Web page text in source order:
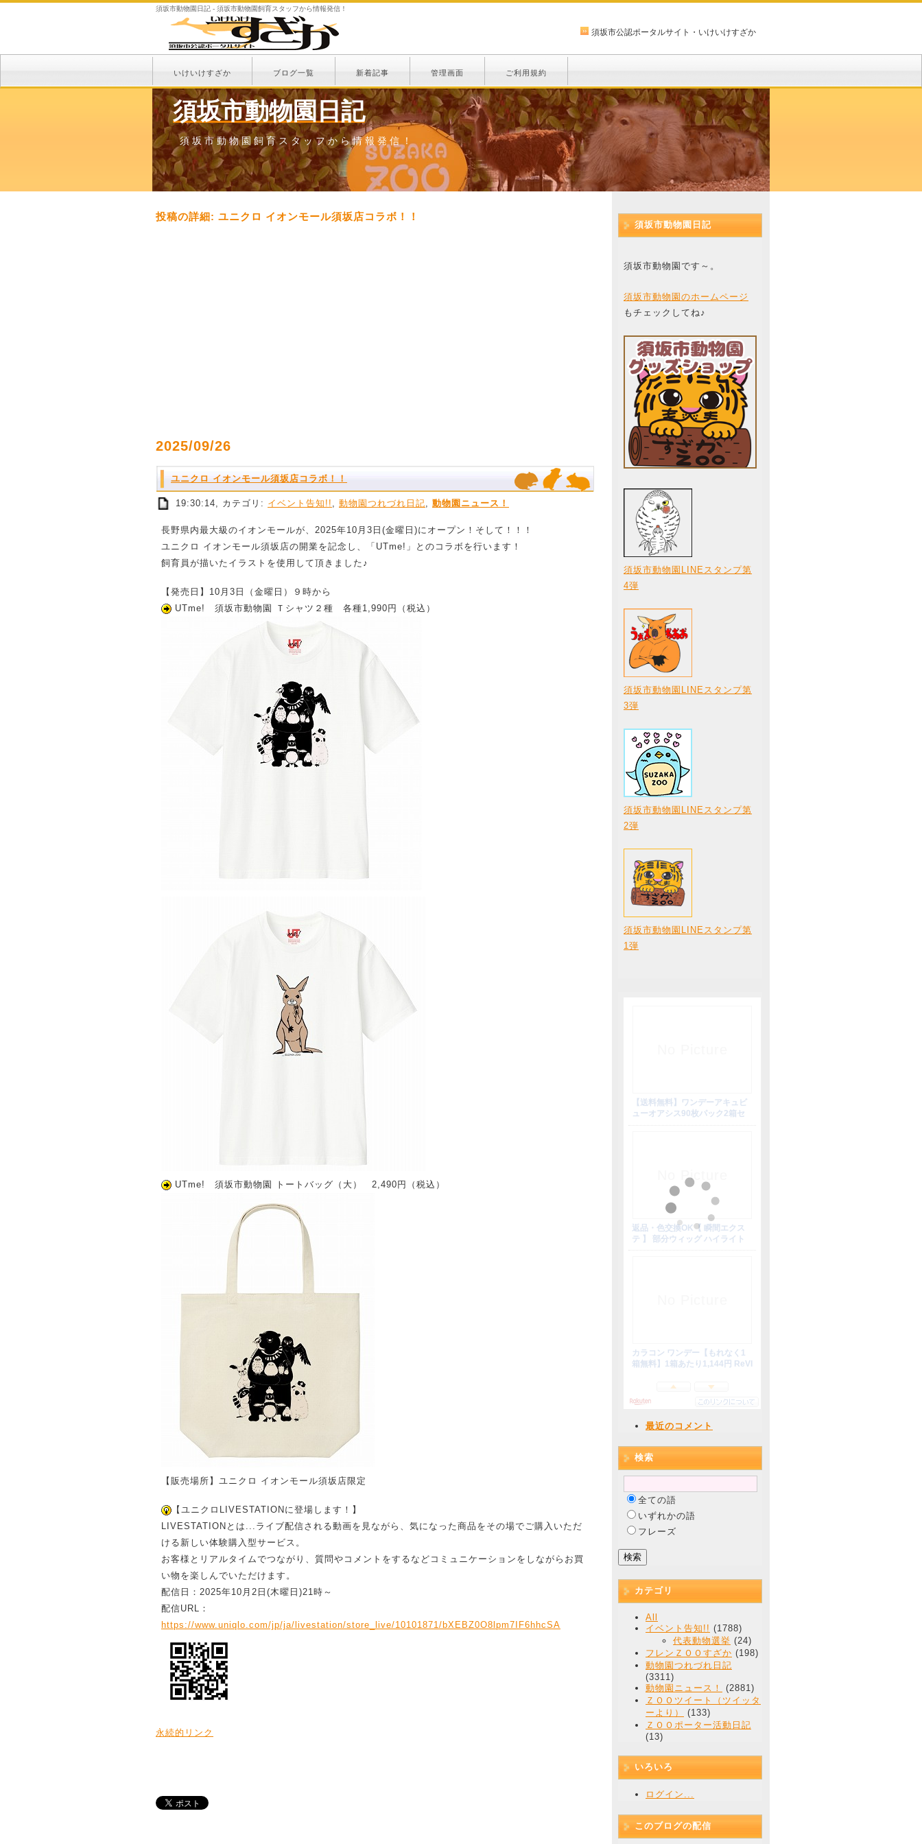
須坂市動物園日記 - 須坂市動物園飼育スタッフから情報発信！
須坂市公認ポータルサイト・いけいけすざか
いけいけすざか ブログ一覧 新着記事 管理画面 ご利用規約
須坂市動物園日記
須坂市動物園飼育スタッフから情報発信！
投稿の詳細: ユニクロ イオンモール須坂店コラボ！！
2025/09/26
ユニクロ イオンモール須坂店コラボ！！
19:30:14, カテゴリ: イベント告知!! 動物園つれづれ日記 動物園ニュース！
長野県内最大級のイオンモールが、2025年10月3日(金曜日)にオープン！そして！！！
ユニクロ イオンモール須坂店の開業を記念し、「UTme!」とのコラボを行います！
飼育員が描いたイラストを使用して頂きました♪
【発売日】10月3日（金曜日）９時から
UTme! 須坂市動物園 Ｔシャツ２種 各種1,990円（税込）
UTme! 須坂市動物園 トートバッグ（大） 2,490円（税込）
【販売場所】ユニクロ イオンモール須坂店限定
【ユニクロLIVESTATIONに登場します！】
LIVESTATIONとは...ライブ配信される動画を見ながら、気になった商品をその場でご購入いただ
ける新しい体験購入型サービス。
お客様とリアルタイムでつながり、質問やコメントをするなどコミュニケーションをしながらお買
い物を楽しんでいただけます。
配信日：2025年10月2日(木曜日)21時～
配信URL：
https://www.uniqlo.com/jp/ja/livestation/store_live/10101871/bXEBZ0O8lpm7IF6hhcSA
永続的リンク
須坂市動物園日記
須坂市動物園です～。
須坂市動物園のホームページ
もチェックしてね♪
須坂市動物園LINEスタンプ第
4弾
須坂市動物園LINEスタンプ第
3弾
須坂市動物園LINEスタンプ第
2弾
須坂市動物園LINEスタンプ第
1弾
最近のコメント
検索
全ての語
いずれかの語
フレーズ
カテゴリ
All
イベント告知!! (1788)
代表動物選挙 (24)
フレンＺＯＯすざか (198)
動物園つれづれ日記
(3311)
動物園ニュース！
(2881)
ＺＯＯツイート（ツイッタ
ーより）
(133)
ＺＯＯポーター活動日記
(13)
いろいろ
ログイン...
このブログの配信